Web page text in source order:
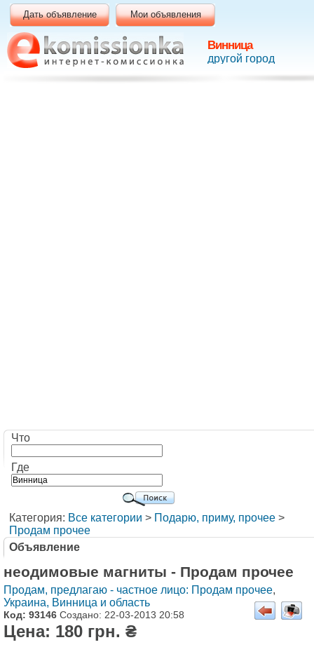
Винница
другой город
Дать объявление Мои объявления
Что
Где
Категория: Все категории > Подарю, приму, прочее >
Продам прочее
Объявление
неодимовые магниты - Продам прочее
Продам, предлагаю - частное лицо: Продам прочее,
Украина, Винница и область
Код: 93146 Создано: 22-03-2013 20:58
Цена: 180 грн. ₴